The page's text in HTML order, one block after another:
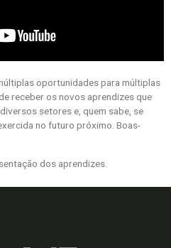
oportunidades para múltiplas
receber os novos aprendizes que
setores e, quem sabe, se
no futuro próximo. Boas-
dos aprendizes.